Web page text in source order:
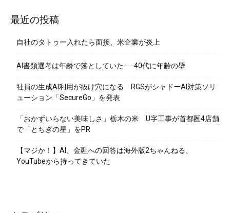
最近の投稿
自社のタトゥー入れたら面接、米企業が炎上
AI書類選考は年齢で落としていた──40代に年齢の壁
社員の生成AI利用が抜け穴になる RGSがシャドーAI対策ソリ
ューション「SecureGo」を発表
「おかずいらない美味しさ」栃木の米 U字工事が首都圏4店舗
で「とちぎの星」をPR
【マジか！】AI、金融への回答は海外版2ちゃんねる、
YouTubeから持ってきていた